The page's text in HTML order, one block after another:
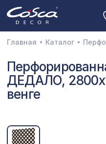
3D орнамент
Акустические панели
Декоративные балки
Межкомнатные арки
Главная Каталог
ДЕДАЛО,
венге